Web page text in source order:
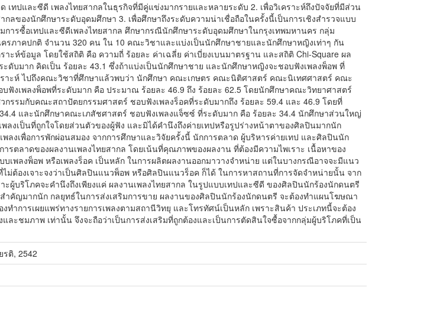
เทปและซีดี เพลงไทยสากลในธุรกิจที่มีคู่แข่งมากรายและหลายระดับ 2. เพื่อวิเคราะห์ถึงปัจจัยที่มีส่วน
ลของนักศึกษาระดับอุดมศึกษา 3. เพื่อศึกษาถึงระดับความน่าเชื่อถือในครั้งนี้เป็นการเชิงสำรวจแบบ
ารซื้อเทปและซีดีเพลงไทยสากล ศึกษากรณีนักศึกษาระดับอุดมศึกษาในกรุงเทพมหานคร กลุ่ม
รภาคปกติ จำนวน 320 คน ใน 10 คณะวิชาและแบ่งเป็นนักศึกษาชายและนักศึกษาหญิงเท่าๆ กัน
ะห์ข้อมูล โดยใช้สถิติ คือ ความถี่ ร้อยละ ค่าเฉลี่ย ค่าเบี่ยงเบนมาตรฐาน และสถิติ Chi-Square ผล
ดับมาก คิดเป็น ร้อยละ 43.1 ซึ่งถ้าแบ่งเป็นนักศึกษาชาย และนักศึกษาหญิงจะชอบฟังเพลงพ็อพ ที่
ราะห์ ไปถึงคณะวิชาที่ศึกษาแล้วพบว่า นักศึกษา คณะเกษตร คณะนิติศาสตร์ คณะนิเทศศาสตร์ คณะ
งเพลงพ็อพที่ระดับมาก คือ ประมาณ ร้อยละ 46.9 ถึง ร้อยละ 62.5 โดยนักศึกษาคณะวิทยาศาสตร์
รรมกับคณะสถาปัตยกรรมศาสตร์ ชอบฟังเพลงร็อคที่ระดับมากถึง ร้อยละ 59.4 และ 46.9 โดยที่
และนักศึกษาคณะเภสัชศาสตร์ ชอบฟังเพลงแจ็ซซ์ ที่ระดับมาก คือ ร้อยละ 34.4 นักศึกษาส่วนใหญ่
ลงเป็นที่ถูกใจโดยส่วนตัวของผู้ฟัง และมิได้คำนึงถึงค่ายเทปหรือรูปร่างหน้าตาของศิลปินมากนัก
ลงเพื่อการพักผ่อนสมอง จากการศึกษาและวิจัยครั้งนี้ นักการตลาด ผู้บริหารค่ายเทป และศิลปินนัก
รตลาดของผลงานเพลงไทยสากล โดยเน้นที่คุณภาพของผลงาน ที่ต้องมีความไพเราะ เนื้อหาของ
เพลงพ็อพ หรือเพลงร็อค เป็นหลัก ในการผลิตผลงานออกมาวางจำหน่าย แต่ในบางกรณีอาจจะมีแนว
ม่ต้องเจาะจงว่าเป็นศิลปินแนวพ็อพ หรือศิลปินแนวร็อค ก็ได้ ในการหาสถานที่การจัดจำหน่ายนั้น จาก
ผู้บริโภคจะคำนึงถึงเพียงแค่ ผลงานเพลงไทยสากล ในรูปแบบเทปและซีดี ของศิลปินนักร้องนักดนตรี
คัญมากนัก กลยุทธ์ในการส่งเสริมการขาย ผลงานของศิลปินนักร้องนักดนตรี จะต้องทำแผนโฆษณา
ทำการเผยแพร่ทางรายการเพลงตามสถานีวิทยุ และโทรทัศน์เป็นหลัก เพราะสินค้า ประเภทนี้จะต้อง
ะชมภาพ เท่านั้น จึงจะถือว่าเป็นการส่งเสริมที่ถูกต้องและเป็นการตัดสินใจซื้อจากกลุ่มผู้บริโภคที่เป็น
ติ, 2542